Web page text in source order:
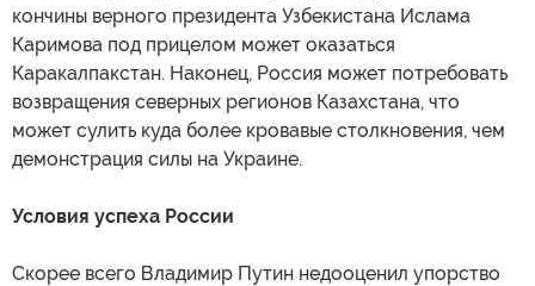
кончины верного президента Узбекистана Ислама
Каримова под прицелом может оказаться
Каракалпакстан. Наконец, Россия может потребовать
возвращения северных регионов Казахстана, что
может сулить куда более кровавые столкновения, чем
демонстрация силы на Украине.
Условия успеха России
Скорее всего Владимир Путин недооценил упорство